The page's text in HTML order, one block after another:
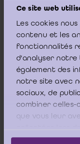
Ce site web
Les cookies
contenu et les
fonctionnalités
d'analyser notre
également des
notre site avec
sociaux, de
combiner
que vous leur
services.
Meer weten over TAA